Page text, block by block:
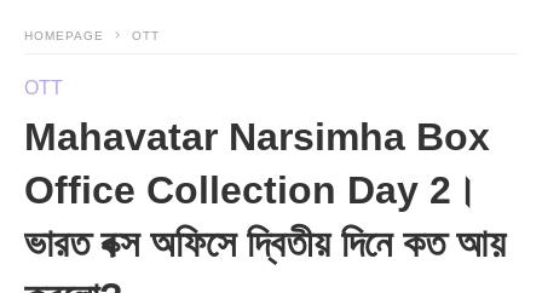
HOMEPAGE OTT
OTT
Mahavatar Narsimha Box
Office Collection Day 2।
ভারত বক্স অফিসে দ্বিতীয় দিনে কত আয়